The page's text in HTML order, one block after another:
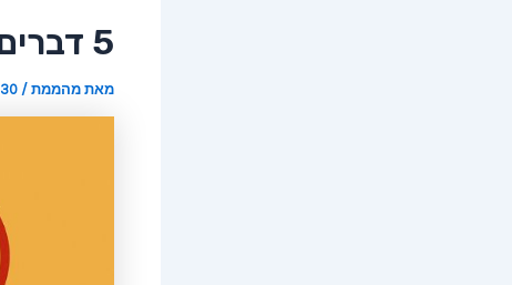
5 דברים מביכים שלא מדברים עליהם!
מאתמהממת/30 בינואר 2023